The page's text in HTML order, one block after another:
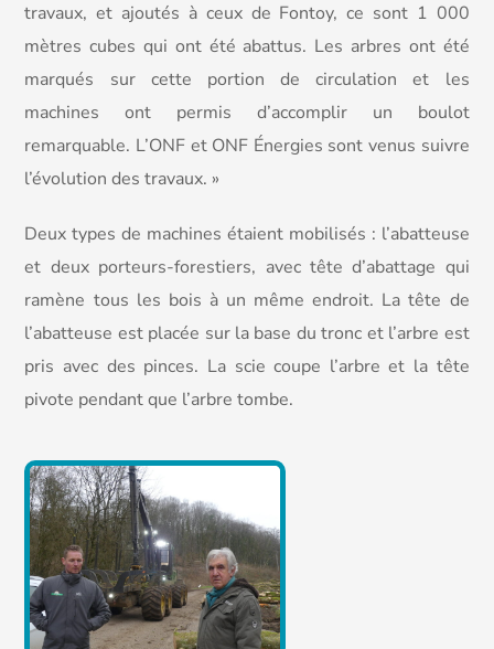
travaux, et ajoutés à ceux de Fontoy, ce sont 1 000
mètres cubes qui ont été abattus. Les arbres ont été
marqués sur cette portion de circulation et les
machines ont permis d’accomplir un boulot
remarquable. L’ONF et ONF Énergies sont venus suivre
l’évolution des travaux. »
Deux types de machines étaient mobilisés : l’abatteuse
et deux porteurs-forestiers, avec tête d’abattage qui
ramène tous les bois à un même endroit. La tête de
l’abatteuse est placée sur la base du tronc et l’arbre est
pris avec des pinces. La scie coupe l’arbre et la tête
pivote pendant que l’arbre tombe.